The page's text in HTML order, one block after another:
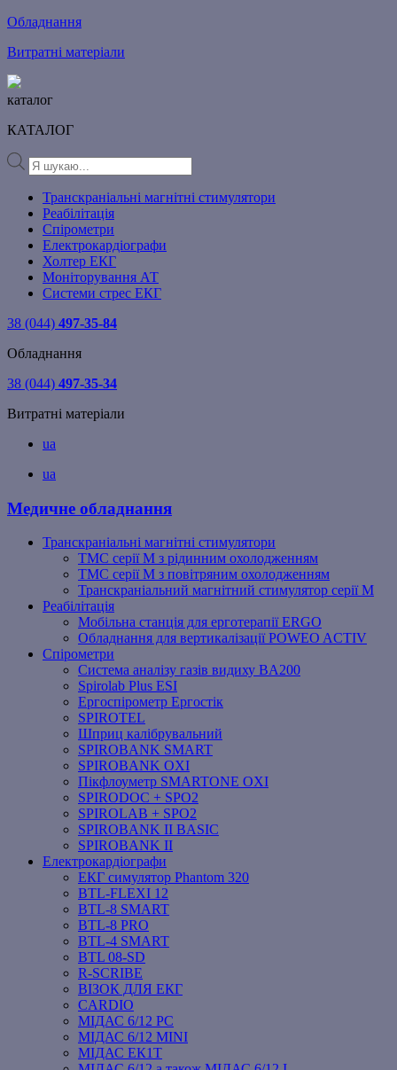
Обладнання
Витратні матеріали
каталог
КАТАЛОГ
Products
search
Транскраніальні магнітні стимулятори
Реабілітація
Спірометри
Електрокардіографи
Холтер ЕКГ
Моніторування АТ
Системи стрес ЕКГ
38 (044) 497-35-84
Обладнання
38 (044) 497-35-34
Витратні матеріали
ua
ua
Медичне обладнання
Транскраніальні магнітні стимулятори
ТМС серії M з рідинним охолодженням
ТМС серії M з повітряним охолодженням
Транскраніальний магнітний стимулятор серії M
Реабілітація
Мобільна станція для ерготерапії ERGO
Обладнання для вертикалізації POWEO ACTIV
Спірометри
Система аналізу газів видиху BA200
Spirolab Plus ESI
Ергоспірометр Ергостік
SPIROTEL
Шприц калібрувальний
SPIROBANK SMART
SPIROBANK OXI
Пікфлоуметр SMARTONE OXI
SPIRODOC + SPO2
SPIROLAB + SPO2
SPIROBANK II BASIC
SPIROBANK II
Електрокардіографи
ЕКГ симулятор Phantom 320
BTL-FLEXI 12
BTL-8 SMART
BTL-8 PRO
BTL-4 SMART
BTL 08-SD
R-SCRIBE
ВІЗОК ДЛЯ ЕКГ
CARDIO
МІДАС 6/12 PC
МІДАС 6/12 MINI
МІДАС ЕК1Т